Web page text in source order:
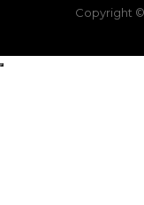
Copyright ©